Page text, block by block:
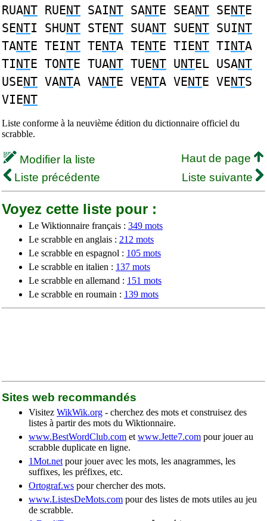
RUANT RUENT SAINT SANTE SEANT SENTE
SENTI SHUNT STENT SUANT SUENT SUINT
TANTE TEINT TENTA TENTE TIENT TINTA
TINTE TONTE TUANT TUENT UNTEL USANT
USENT VANTA VANTE VENTA VENTE VENTS
VIENT
Liste conforme à la neuvième édition du dictionnaire officiel du
scrabble.
Modifier la liste
Haut de page
Liste précédente
Liste suivante
Voyez cette liste pour :
Le Wiktionnaire français : 349 mots
Le scrabble en anglais : 212 mots
Le scrabble en espagnol : 105 mots
Le scrabble en italien : 137 mots
Le scrabble en allemand : 151 mots
Le scrabble en roumain : 139 mots
Sites web recommandés
Visitez WikWik.org - cherchez des mots et construisez des
listes à partir des mots du Wiktionnaire.
www.BestWordClub.com et www.Jette7.com pour jouer au
scrabble duplicate en ligne.
1Mot.net pour jouer avec les mots, les anagrammes, les
suffixes, les préfixes, etc.
Ortograf.ws pour chercher des mots.
www.ListesDeMots.com pour des listes de mots utiles au jeu
de scrabble.